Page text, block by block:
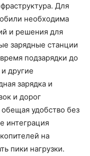
Для
необходима
и решения для
зарядные станции
подзарядки до
другие
зарядка и
и дорог
удобство без
интеграция
на
пики нагрузки.